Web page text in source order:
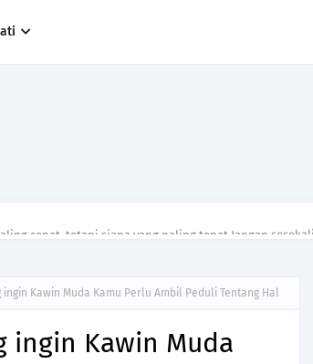
ingin Kawin Muda Kamu Perlu Ambil Peduli Tentang Hal
ingin Kawin Muda